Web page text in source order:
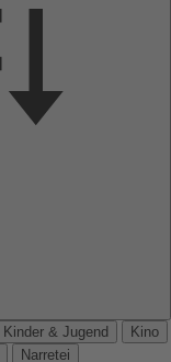
Kinder & Jugend
Kino
Narretei